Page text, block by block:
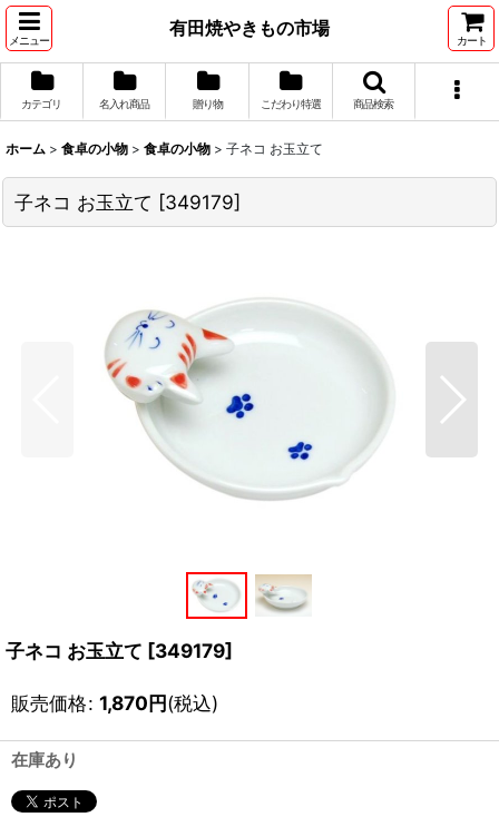
メニュー
有田焼やきもの市場
カート
カテゴリ 名入れ商品 贈り物 こだわり特選 商品検索
ホーム > 食卓の小物 > 食卓の小物 > 子ネコ お玉立て
子ネコ お玉立て [349179]
子ネコ お玉立て [349179]
販売価格: 1,870円(税込)
在庫あり